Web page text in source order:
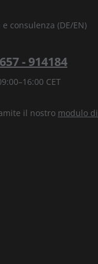
consulenza (DE/EN)
- 914184
CET
il nostro modulo di